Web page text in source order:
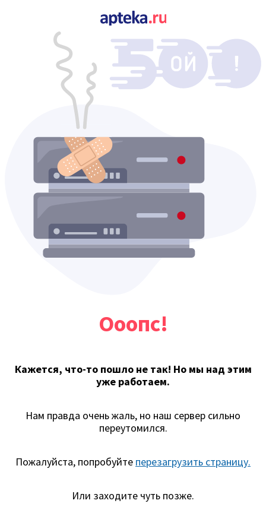
Ооопс!
Кажется, что-то пошло не так! Но мы над этим
уже работаем.
Нам правда очень жаль, но наш сервер сильно
переутомился.
Пожалуйста, попробуйте перезагрузить страницу.
Или заходите чуть позже.